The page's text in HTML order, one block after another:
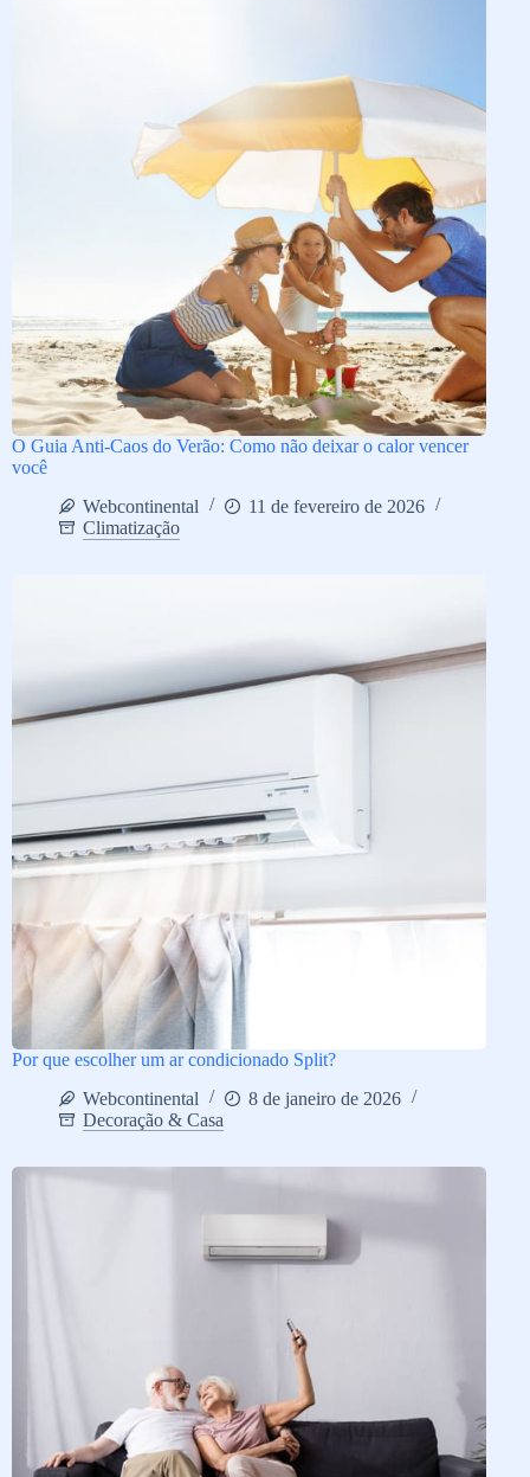
O Guia Anti-Caos do Verão: Como não deixar o calor vencer
você
Webcontinental
11 de fevereiro de 2026
Climatização
Por que escolher um ar condicionado Split?
Webcontinental
8 de janeiro de 2026
Decoração & Casa